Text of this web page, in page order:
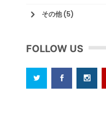
その他(5)
FOLLOW US